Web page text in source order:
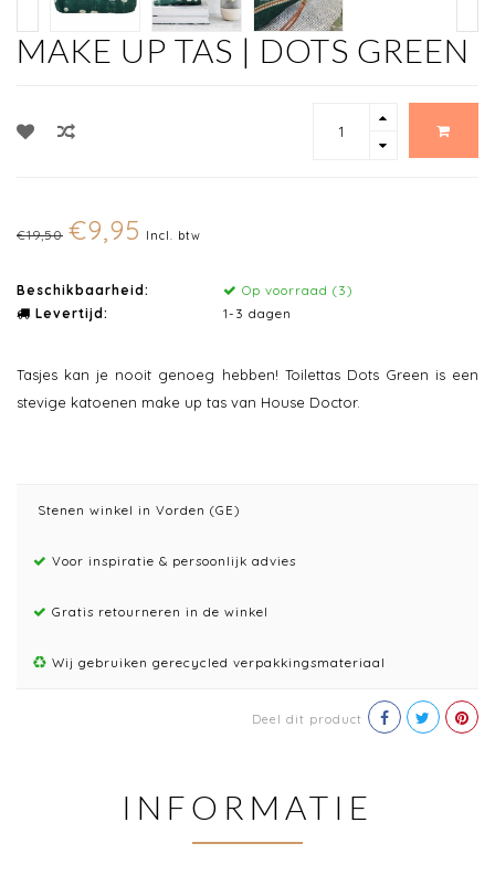
MAKE UP TAS | DOTS GREEN
€19,50 €9,95 Incl. btw
Beschikbaarheid:
Op voorraad (3)
Levertijd:
1-3 dagen
Tasjes kan je nooit genoeg hebben! Toilettas Dots Green is een
stevige katoenen make up tas van House Doctor.
Stenen winkel in Vorden (GE)
Voor inspiratie & persoonlijk advies
Gratis retourneren in de winkel
Wij gebruiken gerecycled verpakkingsmateriaal
Deel dit product
INFORMATIE